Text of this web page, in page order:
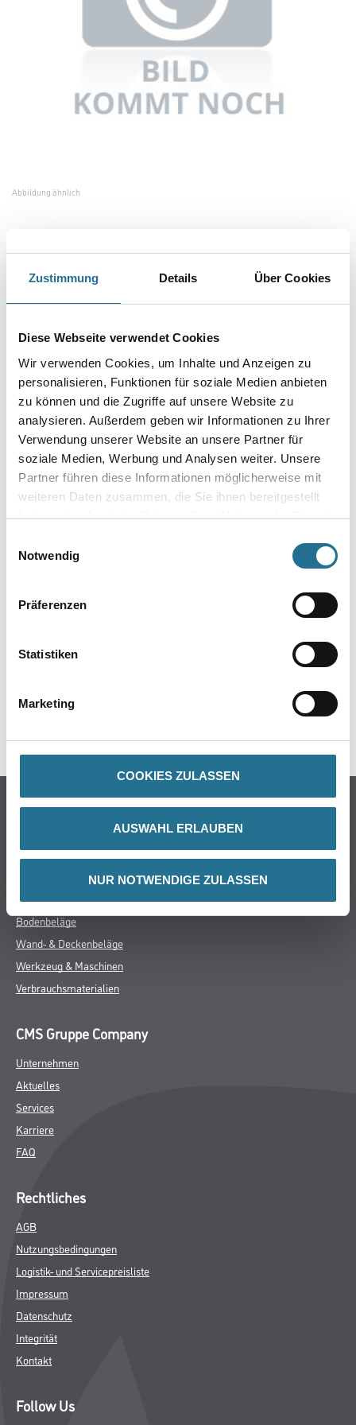
Zustimmung Details Über Cookies
Diese Webseite verwendet Cookies
Wir verwenden Cookies, um Inhalte und Anzeigen zu
personalisieren, Funktionen für soziale Medien anbieten
zu können und die Zugriffe auf unsere Website zu
analysieren. Außerdem geben wir Informationen zu Ihrer
Verwendung unserer Website an unsere Partner für
soziale Medien, Werbung und Analysen weiter. Unsere
Partner führen diese Informationen möglicherweise mit
weiteren Daten zusammen, die Sie ihnen bereitgestellt
haben oder die sie im Rahmen Ihrer Nutzung der Dienste
Notwendig
Präferenzen
Statistiken
Marketing
COOKIES ZULASSEN
AUSWAHL ERLAUBEN
NUR NOTWENDIGE ZULASSEN
Abbildung ähnlich
Art-Nr.:4021-001741
Umrechnungsfaktoren
PRODUKTEIGENSCHAFTEN
ZUSATZINFOS
Online-Shop
WDV-Systeme
Putze- und Spachtelmassen
Bodenbeläge
Wand- & Deckenbeläge
Werkzeug & Maschinen
Verbrauchsmaterialien
CMS Gruppe Company
Unternehmen
Aktuelles
Services
Karriere
FAQ
Rechtliches
AGB
Nutzungsbedingungen
Logistik- und Servicepreisliste
Impressum
Datenschutz
Integrität
Kontakt
Follow Us